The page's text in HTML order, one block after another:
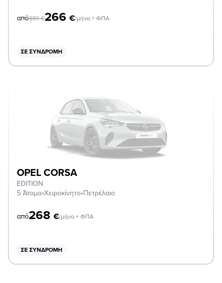
από389€266 €/μήνα + ΦΠΑ
ΣΕ ΣΥΝΔΡΟΜΉ
OPEL CORSA
EDITION
5 Άτομα•Χειροκίνητο•Πετρέλαιο
από268 €/μήνα + ΦΠΑ
ΣΕ ΣΥΝΔΡΟΜΉ